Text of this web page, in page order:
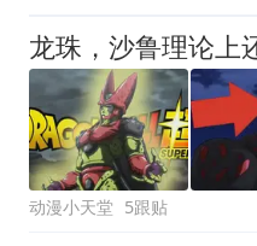
动漫小天堂 5跟贴